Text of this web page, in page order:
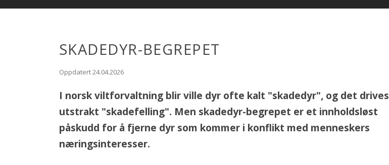
SKADEDYR-BEGREPET
Oppdatert 24.04.2026
I norsk viltforvaltning blir ville dyr ofte kalt "skadedyr", og det drives
utstrakt "skadefelling". Men skadedyr-begrepet er et innholdsløst
påskudd for å fjerne dyr som kommer i konflikt med menneskers
næringsinteresser.